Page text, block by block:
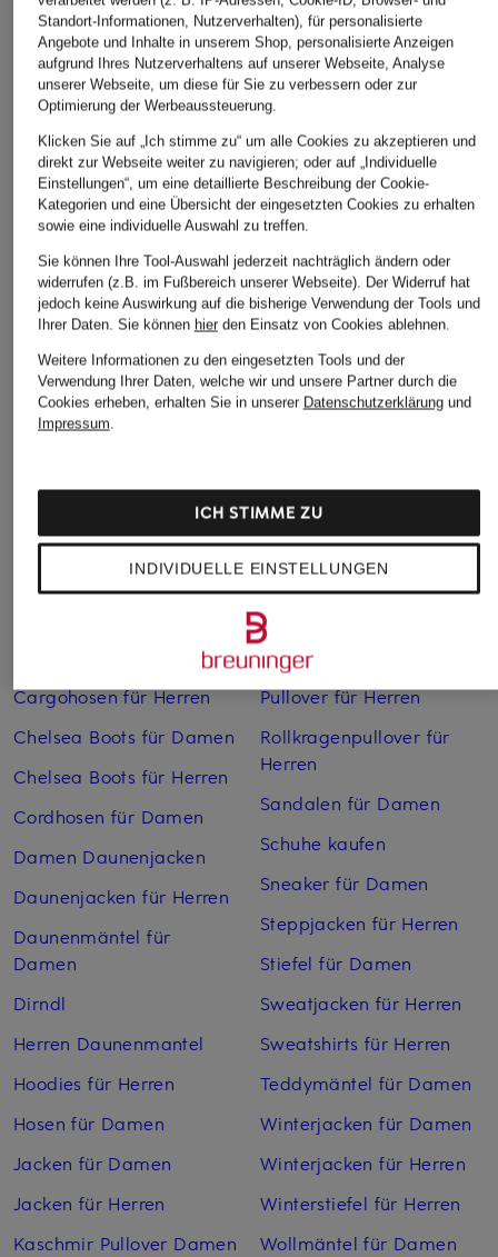
+Aktionsrabatt
Blauer
Blouson MARSHALL
SORONA®-Isolierung
199,99 €
Ursprünglich:389,99 €
+Aktionsrabatt
THE NORTH FACE
Funktionsjacke
99,99 €
Bestpreis: 84,99 €
Ursprünglich:219,99 €
+Aktionsrabatt
Blauer
149,99 €
Bestpreis:127,49 €
Ursprünglich:299,99 €
Weitere Kategorien
Cargohosen für Herren
Chelsea Boots für Damen
Chelsea Boots für Herren
Cordhosen für Damen
Damen Daunenjacken
Daunenjacken für Herren
Daunenmäntel für
Damen
Dirndl
Herren Daunenmantel
Hoodies für Herren
Hosen für Damen
Jacken für Damen
Jacken für Herren
Kaschmir Pullover Damen
Mäntel für Herren
Pullover für Damen
Pullover für Herren
Rollkragenpullover für
Herren
Sandalen für Damen
Schuhe kaufen
Sneaker für Damen
Steppjacken für Herren
Stiefel für Damen
Sweatjacken für Herren
Sweatshirts für Herren
Teddymäntel für Damen
Winterjacken für Damen
Winterjacken für Herren
Winterstiefel für Herren
Wollmäntel für Damen
Standort-Informationen, Nutzerverhalten), für personalisierte
Angebote und Inhalte in unserem Shop, personalisierte Anzeigen
aufgrund Ihres Nutzerverhaltens auf unserer Webseite, Analyse
unserer Webseite, um diese für Sie zu verbessern oder zur
Optimierung der Werbeaussteuerung.
Klicken Sie auf „Ich stimme zu“ um alle Cookies zu akzeptieren und
direkt zur Webseite weiter zu navigieren; oder auf „Individuelle
Einstellungen“, um eine detaillierte Beschreibung der Cookie-
Kategorien und eine Übersicht der eingesetzten Cookies zu erhalten
sowie eine individuelle Auswahl zu treffen.
Sie können Ihre Tool-Auswahl jederzeit nachträglich ändern oder
widerrufen (z.B. im Fußbereich unserer Webseite). Der Widerruf hat
jedoch keine Auswirkung auf die bisherige Verwendung der Tools und
Ihrer Daten. Sie können hierden Einsatz von Cookies ablehnen.
Weitere Informationen zu den eingesetzten Tools und der
Verwendung Ihrer Daten, welche wir und unsere Partner durch die
Cookies erheben, erhalten Sie in unserer Datenschutzerklärungund
Impressum.
INDIVIDUELLE EINSTELLUNGEN
ICH STIMME ZU